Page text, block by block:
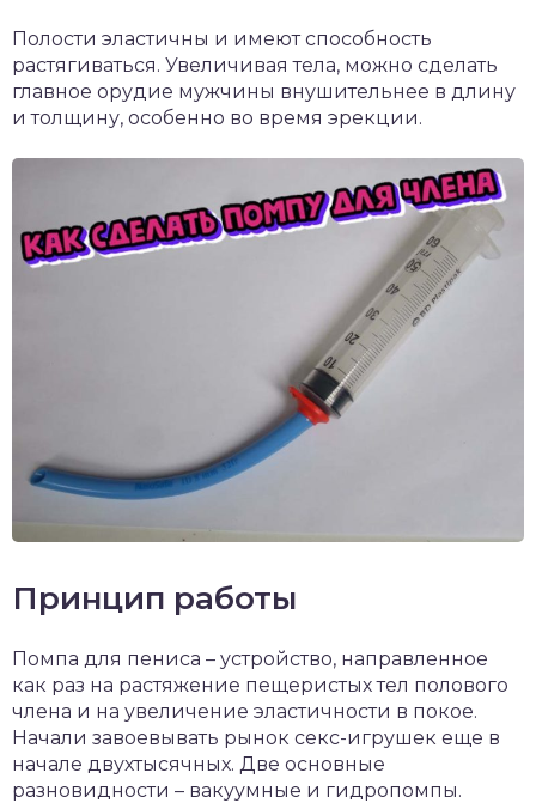
Полости эластичны и имеют способность
растягиваться. Увеличивая тела, можно сделать
главное орудие мужчины внушительнее в длину
и толщину, особенно во время эрекции.
Принцип работы
Помпа для пениса – устройство, направленное
как раз на растяжение пещеристых тел полового
члена и на увеличение эластичности в покое.
Начали завоевывать рынок секс-игрушек еще в
начале двухтысячных. Две основные
разновидности – вакуумные и гидропомпы.